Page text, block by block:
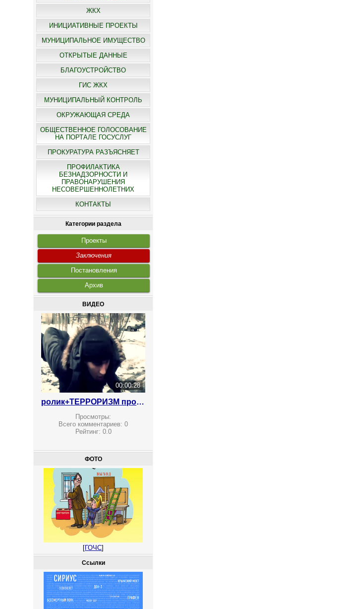
ЖКХ
ИНИЦИАТИВНЫЕ ПРОЕКТЫ
МУНИЦИПАЛЬНОЕ ИМУЩЕСТВО
ОТКРЫТЫЕ ДАННЫЕ
БЛАГОУСТРОЙСТВО
ГИС ЖКХ
МУНИЦИПАЛЬНЫЙ КОНТРОЛЬ
ОКРУЖАЮЩАЯ СРЕДА
ОБЩЕСТВЕННОЕ ГОЛОСОВАНИЕ
НА ПОРТАЛЕ ГОСУСЛУГ
ПРОКУРАТУРА РАЗЪЯСНЯЕТ
ПРОФИЛАКТИКА
БЕЗНАДЗОРНОСТИ И
ПРАВОНАРУШЕНИЯ
НЕСОВЕРШЕННОЛЕТНИХ
КОНТАКТЫ
Категории раздела
Проекты
Заключения
Постановления
Архив
ВИДЕО
00:00:28
ролик+ТЕРРОРИЗМ против вербовки
Просмотры:
Всего комментариев:0
Рейтинг: 0.0
ФОТО
[ГОЧС]
Ссылки